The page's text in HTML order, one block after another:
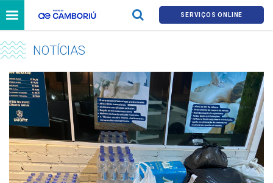
SERVIÇOS ONLINE
NOTÍCIAS